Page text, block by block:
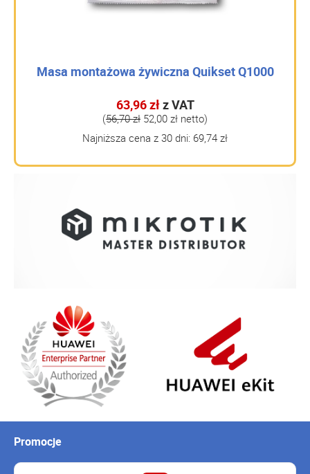
Masa montażowa żywiczna Quikset Q1000
63,96 złz VAT
(56,70 zł 52,00 zł netto)
Najniższa cena z 30 dni: 69,74 zł
Promocje